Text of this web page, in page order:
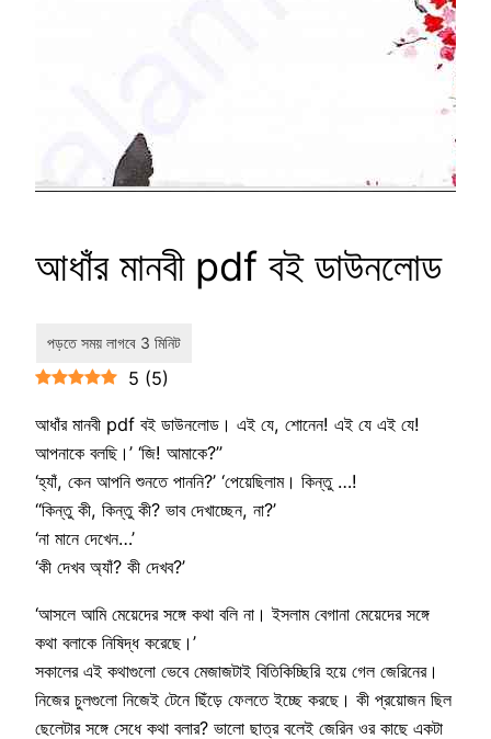
আধাঁর মানবী pdf বই ডাউনলোড
5 (5)
আধাঁর মানবী pdf বই ডাউনলোড। এই যে, শোনেন! এই যে এই যে!
আপনাকে বলছি।’ ‘জি! আমাকে?”
‘হ্যাঁ, কেন আপনি শুনতে পাননি?’ ‘পেয়েছিলাম। কিন্তু …!
“কিন্তু কী, কিন্তু কী? ভাব দেখাচ্ছেন, না?’
‘না মানে দেখেন…’
‘কী দেখব অ্যাঁ? কী দেখব?’
‘আসলে আমি মেয়েদের সঙ্গে কথা বলি না। ইসলাম বেগানা মেয়েদের সঙ্গে
কথা বলাকে নিষিদ্ধ করেছে।’
সকালের এই কথাগুলো ভেবে মেজাজটাই বিতিকিচ্ছিরি হয়ে গেল জেরিনের।
নিজের চুলগুলো নিজেই টেনে ছিঁড়ে ফেলতে ইচ্ছে করছে। কী প্রয়োজন ছিল
ছেলেটার সঙ্গে সেধে কথা বলার? ভালো ছাত্র বলেই জেরিন ওর কাছে একটা